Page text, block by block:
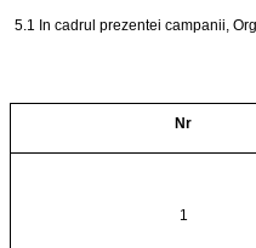
5.1 In cadrul prezentei campanii,
Nr
1